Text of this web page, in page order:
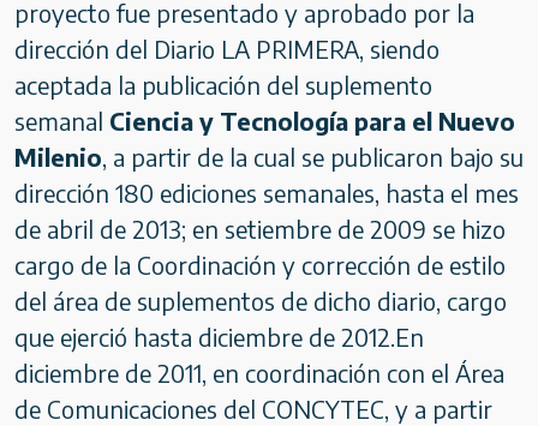
proyecto fue presentado y aprobado por la
dirección del Diario LA PRIMERA, siendo
aceptada la publicación del suplemento
semanal Ciencia y Tecnología para el Nuevo
Milenio, a partir de la cual se publicaron bajo su
dirección 180 ediciones semanales, hasta el mes
de abril de 2013; en setiembre de 2009 se hizo
cargo de la Coordinación y corrección de estilo
del área de suplementos de dicho diario, cargo
que ejerció hasta diciembre de 2012.En
diciembre de 2011, en coordinación con el Área
de Comunicaciones del CONCYTEC, y a partir